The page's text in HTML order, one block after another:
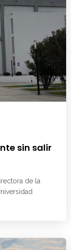
sin salir
de la